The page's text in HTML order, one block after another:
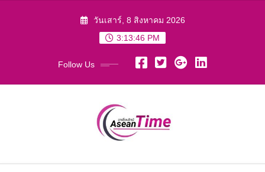
วันเสาร์, 8 สิงหาคม 2026
3:13:49 PM
Follow Us